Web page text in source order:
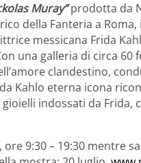
Muray”prodotta da
della Fanteria a
messicana Frida
una galleria di circa 60
clandestino,
Kahlo eterna icona
indossati da Frida,
9:30 – 19:30 mentre